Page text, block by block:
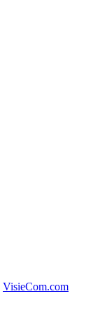
VisieCom.com